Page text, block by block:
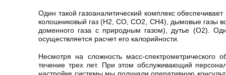
Один такой газоаналитический комплекс
колошниковый газ (H2, CO, CO2, CH4), дымовые газы
доменного газа с природным газом), дутье (O2).
осуществляется расчет его калорийности.
Несмотря на сложность масс-спектрометрического
течение трех лет. При этом обслуживающий